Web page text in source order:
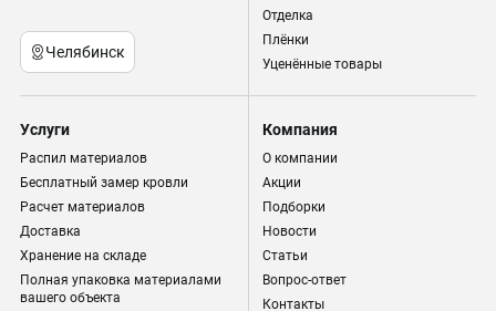
Челябинск
Отделка
Плёнки
Уценённые товары
Услуги
Распил материалов
Бесплатный замер кровли
Расчет материалов
Доставка
Хранение на складе
Полная упаковка материалами
вашего объекта
Компания
О компании
Акции
Подборки
Новости
Статьи
Вопрос-ответ
Контакты